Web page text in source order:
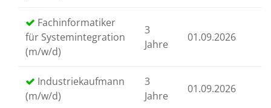
Fachinformatiker
für Systemintegration
(m/w/d)
3
Jahre
01.09.2026
Industriekaufmann
(m/w/d)
3
Jahre
01.09.2026